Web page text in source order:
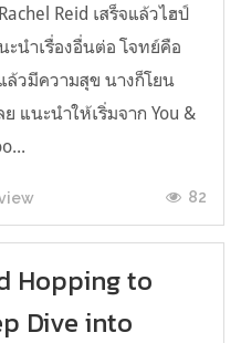
Reid เสร็จแล้วไฮป์
ะนำเรื่องอื่นต่อ โจทย์คือ
ล้วมีความสุข นางก็โยน
แนะนำให้เริ่มจาก You &
82
Hopping to
Dive into